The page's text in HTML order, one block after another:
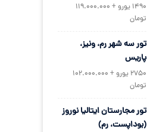
1490 یورو + 119.000.000
تومان
تور سه شهر رم، ونیز،
پاریس
2750 یورو + 102.000.000
تومان
تور مجارستان ایتالیا نوروز
(بوداپست، رم)